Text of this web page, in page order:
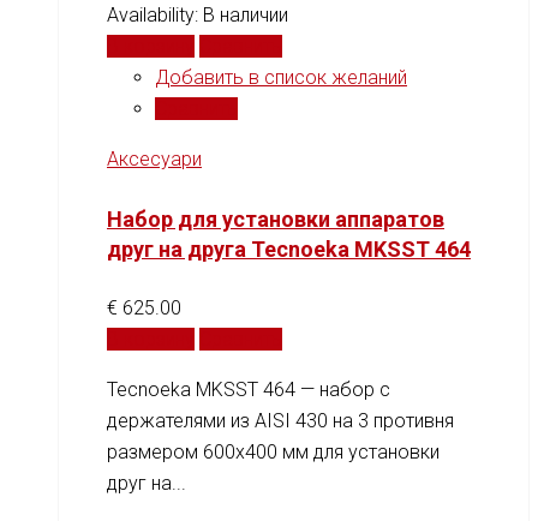
Availability: В наличии
Добавить в список желаний
Аксесуари
Набор для установки аппаратов
друг на друга Tecnoeka MKSST 464
€ 625.00
Tecnoeka MKSST 464 — набор с
держателями из AISI 430 на 3 противня
размером 600x400 мм для установки
друг на...